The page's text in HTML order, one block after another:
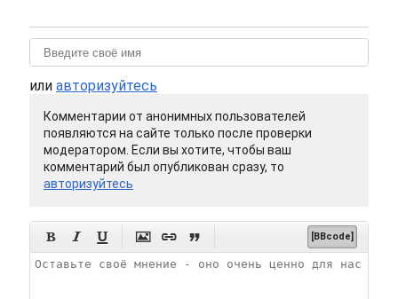
или авторизуйтесь
Комментарии от анонимных пользователей
появляются на сайте только после проверки
модератором. Если вы хотите, чтобы ваш
комментарий был опубликован сразу, то
авторизуйтесь
      [BBcode]